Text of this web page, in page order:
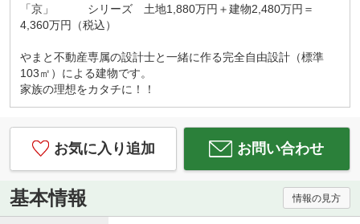
「京」 シリーズ 土地1,880万円＋建物2,480万円＝
4,360万円（税込）
やまと不動産専属の設計士と一緒に作る完全自由設計（標準
103㎡）による建物です。
家族の理想をカタチに！！
お気に入り追加 お問い合わせ
基本情報 情報の見方